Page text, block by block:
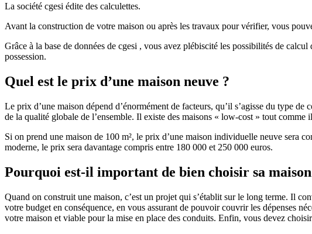
La société cgesi édite des calculettes.
Avant la construction de votre maison ou après les travaux pour vérifier, vous
Grâce à la base de données de cgesi , vous avez plébiscité les possibilités de
possession.
Quel est le prix d’une maison neuve ?
Le prix d’une maison dépend d’énormément de facteurs, qu’il s’agisse du type
de la qualité globale de l’ensemble. Il existe des maisons « low-cost » tout
Si on prend une maison de 100 m², le prix d’une maison individuelle neuve sera
moderne, le prix sera davantage compris entre 180 000 et 250 000 euros.
Pourquoi est-il important de bien choisir sa
Quand on construit une maison, c’est un projet qui s’établit sur le long terme. Il
votre budget en conséquence, en vous assurant de pouvoir couvrir les dépenses
votre maison et viable pour la mise en place des conduits. Enfin, vous devez